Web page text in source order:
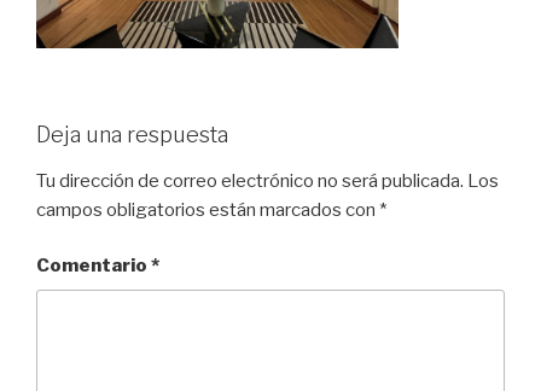
Deja una respuesta
Tu dirección de correo electrónico no será publicada. Los
campos obligatorios están marcados con *
Comentario *